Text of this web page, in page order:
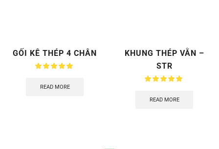
GỐI KÊ THÉP 4 CHÂN
READ MORE
KHUNG THÉP VẰN –
STR
READ MORE